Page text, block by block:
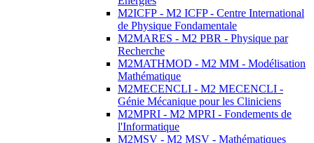
M2ICFP - M2 ICFP - Centre International
de Physique Fondamentale
M2MARES - M2 PBR - Physique par
Recherche
M2MATHMOD - M2 MM - Modélisation
Mathématique
M2MECENCLI - M2 MECENCLI -
Génie Mécanique pour les Cliniciens
M2MPRI - M2 MPRI - Fondements de
l'Informatique
M2MSV - M2 MSV - Mathématiques